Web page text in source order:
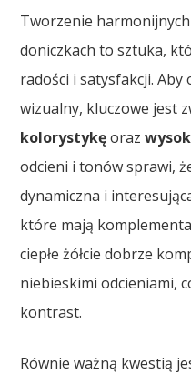
Tworzenie
doniczkach to sztuka,
radości i satysfakcji.
wizualny, kluczowe jest
kolorystykęoraz
odcieni i tonów sprawi,
dynamiczna i
które mają
ciepłe żółcie dobrze
niebieskimi odcieniami,
kontrast.
Równie ważną kwestią